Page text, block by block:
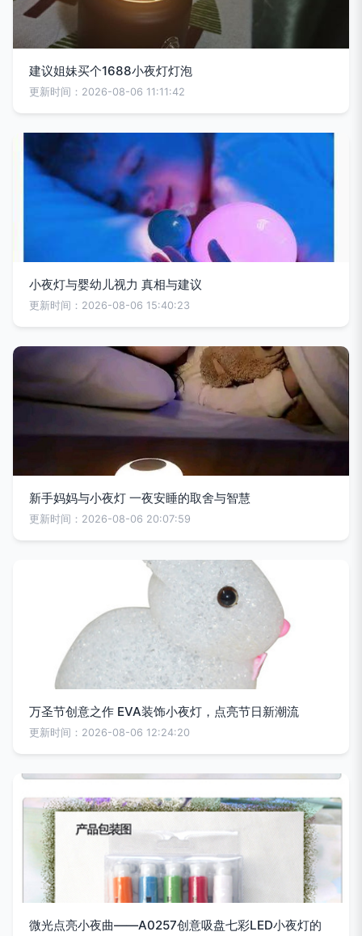
建议姐妹买个1688小夜灯灯泡
更新时间：2026-08-06 11:11:42
小夜灯与婴幼儿视力 真相与建议
更新时间：2026-08-06 15:40:23
新手妈妈与小夜灯 一夜安睡的取舍与智慧
更新时间：2026-08-06 20:07:59
万圣节创意之作 EVA装饰小夜灯，点亮节日新潮流
更新时间：2026-08-06 12:24:20
微光点亮小夜曲——A0257创意吸盘七彩LED小夜灯的